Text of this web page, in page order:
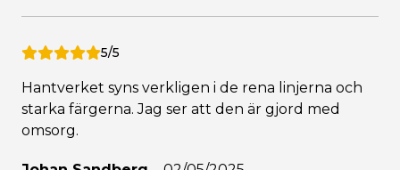
5/5
Hantverket syns verkligen i de rena linjerna och
starka färgerna. Jag ser att den är gjord med
omsorg.